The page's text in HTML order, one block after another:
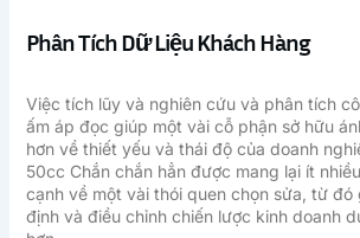
Phân Tích Dữ Liệu Khách Hàng
Việc tích lũy và nghiên cứu và phân tích
ấm áp đọc giúp một vài cỗ phận sở hữu
hơn về thiết yếu và thái độ của doanh
50cc Chắn chắn hẳn được mang lại ít
cạnh về một vài thói quen chọn sửa, từ đó
định và điều chỉnh chiến lược kinh doanh